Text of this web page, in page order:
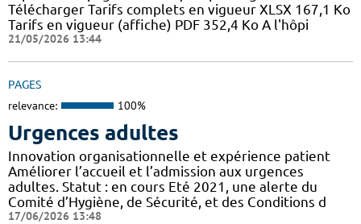
Télécharger Tarifs complets en vigueur XLSX 167,1 Ko
Tarifs en vigueur (affiche) PDF 352,4 Ko A l'hôpi
21/05/2026 13:44
PAGES
relevance: 100%
Urgences adultes
Innovation organisationnelle et expérience patient
Améliorer l’accueil et l’admission aux urgences
adultes. Statut : en cours Eté 2021, une alerte du
Comité d’Hygiène, de Sécurité, et des Conditions d
17/06/2026 13:48